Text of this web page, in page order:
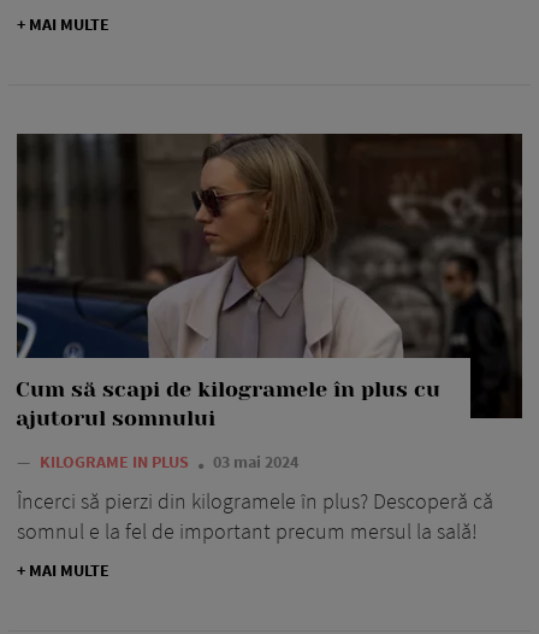
+ MAI MULTE
Cum să scapi de kilogramele în plus cu
ajutorul somnului
— KILOGRAME IN PLUS 03 mai 2024
Încerci să pierzi din kilogramele în plus? Descoperă că
somnul e la fel de important precum mersul la sală!
+ MAI MULTE